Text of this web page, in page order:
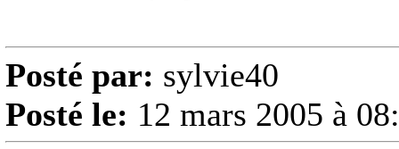
Posté par: sylvie40
Posté le: 12 mars 2005 à